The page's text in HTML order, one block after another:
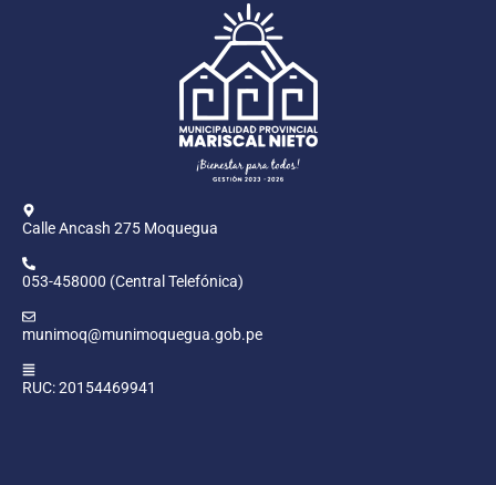
Calle Ancash 275 Moquegua
053-458000 (Central Telefónica)
munimoq@munimoquegua.gob.pe
RUC: 20154469941